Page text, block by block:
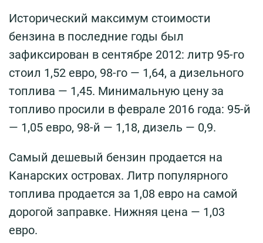
Исторический максимум стоимости
бензина в последние годы был
зафиксирован в сентябре 2012: литр 95-го
стоил 1,52 евро, 98-го — 1,64, а дизельного
топлива — 1,45. Минимальную цену за
топливо просили в феврале 2016 года: 95-й
— 1,05 евро, 98-й — 1,18, дизель — 0,9.
Самый дешевый бензин продается на
Канарских островах. Литр популярного
топлива продается за 1,08 евро на самой
дорогой заправке. Нижняя цена — 1,03
евро.